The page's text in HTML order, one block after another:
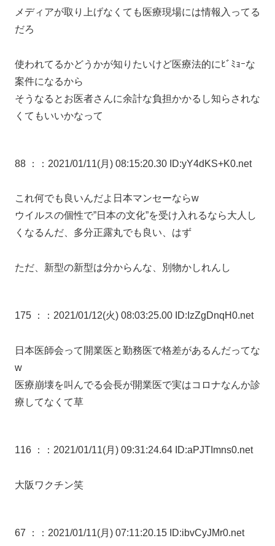
メディアが取り上げなくても医療現場には情報入ってる
だろ
使われてるかどうかが知りたいけど医療法的にﾋﾞﾐｮｰな
案件になるから
そうなるとお医者さんに余計な負担かかるし知らされな
くてもいいかなって
88 ： ：2021/01/11(月) 08:15:20.30 ID:yY4dKS+K0.net
これ何でも良いんだよ日本マンセーならw
ウイルスの個性で”日本の文化”を受け入れるなら大人し
くなるんだ、多分正露丸でも良い、はず
ただ、新型の新型は分からんな、別物かしれんし
175 ： ：2021/01/12(火) 08:03:25.00 ID:IzZgDnqH0.net
日本医師会って開業医と勤務医で格差があるんだってな
w
医療崩壊を叫んでる会長が開業医で実はコロナなんか診
療してなくて草
116 ： ：2021/01/11(月) 09:31:24.64 ID:aPJTImns0.net
大阪ワクチン笑
67 ： ：2021/01/11(月) 07:11:20.15 ID:ibvCyJMr0.net